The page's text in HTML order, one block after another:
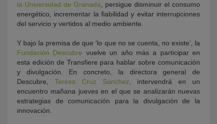
la Universidad de Granada, persigue disminuir el consumo
energético, incrementar la fiabilidad y evitar interrupciones
del servicio y vertidos al medio ambiente.
Y bajo la premisa de que ‘lo que no se cuenta, no existe’, la
Fundación Descubre vuelve un año más a participar en
esta edición de Transfiere para hablar sobre comunicación
y divulgación. En concreto, la directora general de
Descubre, Teresa Cruz Sánchez, intervendrá en un
encuentro mañana jueves en el que se analizarán nuevas
estrategias de comunicación para la divulgación de la
innovación.